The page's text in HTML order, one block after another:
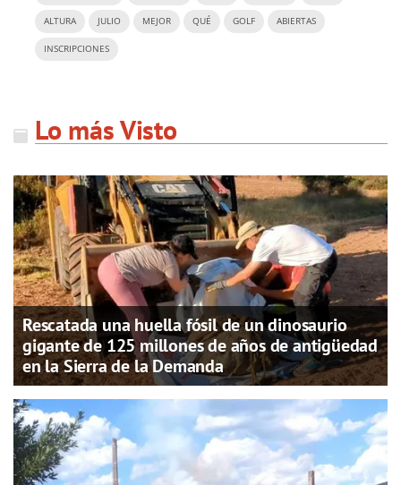
ALTURA JULIO MEJOR QUÉ GOLF ABIERTAS
INSCRIPCIONES
Lo más Visto
Rescatada una huella fósil de un dinosaurio
gigante de 125 millones de años de antigüedad
en la Sierra de la Demanda